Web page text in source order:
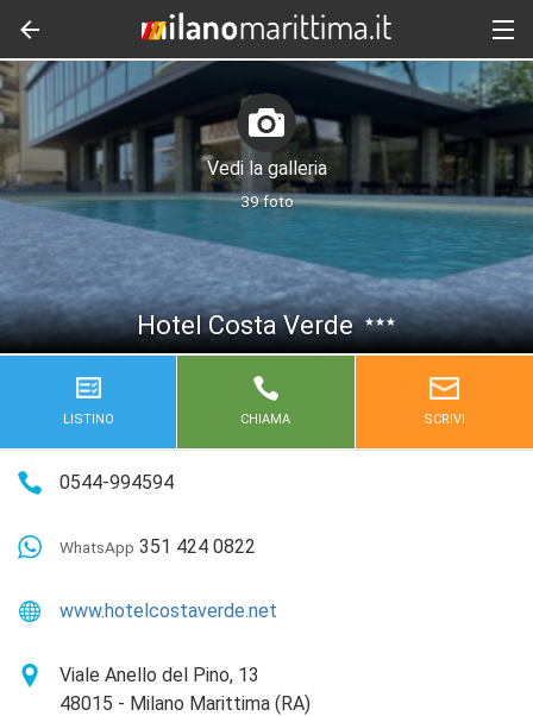
Vedi la galleria
39 foto
Hotel Costa Verde ★★★
LISTINO CHIAMA SCRIVI
0544-994594
WhatsApp 351 424 0822
www.hotelcostaverde.net
Viale Anello del Pino, 13
48015 - Milano Marittima (RA)